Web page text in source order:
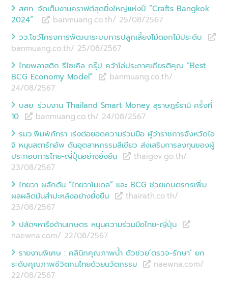
สศท. จัดเต็มงานคราฟต์สุดยิ่งใหญ่แห่งปี “Crafts Bangkok
2024”
banmuang.co.th/ 25/08/2567
วว.โชว์โครงการพัฒนาระบบการปลูกเลี้ยงไม้ดอกไม้ประดับ
banmuang.co.th/ 25/08/2567
ไทยพลาสติก รีไซเคิล กรุ๊ป คว้าโล่ประกาศเกียรติคุณ “Best
BCG Economy Model”
banmuang.co.th/
24/08/2567
บสย. ร่วมงาน Thailand Smart Money สุราษฎร์ธานี ครั้งที่
10
banmuang.co.th/ 24/08/2567
รมว.พิมพ์ภัทรา เร่งต่อยอดความร่วมมือ ผู้ว่าราชการจังหวัดไอ
จิ หนุนสตาร์ทอัพ ดันอุตสาหกรรมสีเขียว ส่งเสริมการลงทุนของผู้
ประกอบการไทย-ญี่ปุ่นอย่างยั่งยืน
thaigov.go.th/
23/08/2567
ไทยวา ผลักดัน “ไทยวาโมเดล” และ BCG ช่วยเกษตรกรเพิ่ม
ผลผลิตมันสำปะหลังอย่างยั่งยืน
thairath.co.th/
23/08/2567
ปลัดฯหารือด้านเกษตร หนุนความร่วมมือไทย-ญี่ปุ่น
naewna.com/ 22/08/2567
รายงานพิเศษ : คลินิกคุณภาพน้ำ ตัวช่วย‘ตรวจ-รักษา’ ยก
ระดับคุณภาพชีวิตคนไทยด้วยนวัตกรรม
naewna.com/
22/08/2567